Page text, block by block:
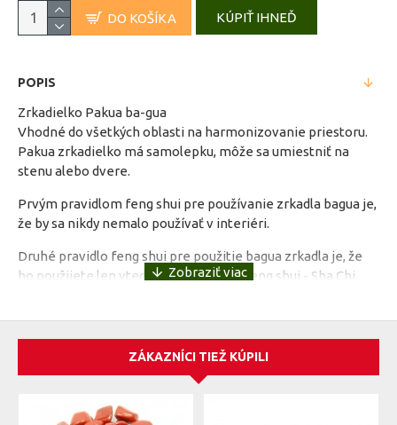
DO KOŠÍKA KÚPIŤ IHNEĎ
POPIS
Zrkadielko Pakua ba-gua
Vhodné do všetkých oblasti na harmonizovanie priestoru.
Pakua zrkadielko má samolepku, môže sa umiestniť na
stenu alebo dvere.
Prvým pravidlom feng shui pre používanie zrkadla bagua je,
že by sa nikdy nemalo používať v interiéri.
Druhé pravidlo feng shui pre použitie bagua zrkadla je, že
ho použijete len vtedy, ak zlá energia feng shui - Sha Chi
vášho domova alebo kancelárie pred potenciálne
nebezpečnými energiami Sha Chi feng shui (ostré alebo
ZÁKAZNÍCI TIEŽ KÚPILI